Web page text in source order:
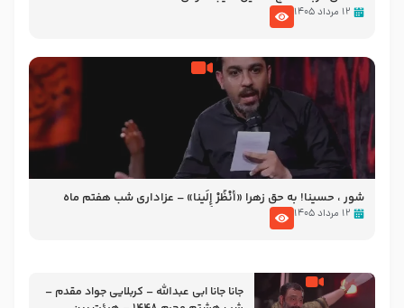
۱۲ مرداد ۱۴۰۵
شور ، حسینا! به‌ حق زهرا «أُنْظُرْ إِلَینا» – عزاداری شب هفتم ماه
محرّم 1405
۱۲ مرداد ۱۴۰۵
جانا جانا ابی عبدالله – کربلایی جواد مقدم –